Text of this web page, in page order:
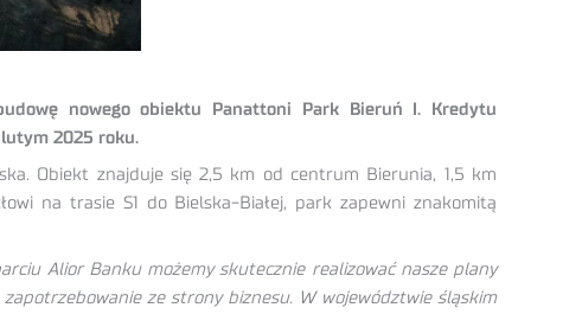
nowego obiektu Panattoni Park Bieruń I. Kredytu
lutym 2025 roku.
Obiekt znajduje się 2,5 km od centrum Bierunia, 1,5 km
na trasie S1 do Bielska-Białej, park zapewni znakomitą
Alior Banku możemy skutecznie realizować nasze plany
ze strony biznesu. W województwie śląskim